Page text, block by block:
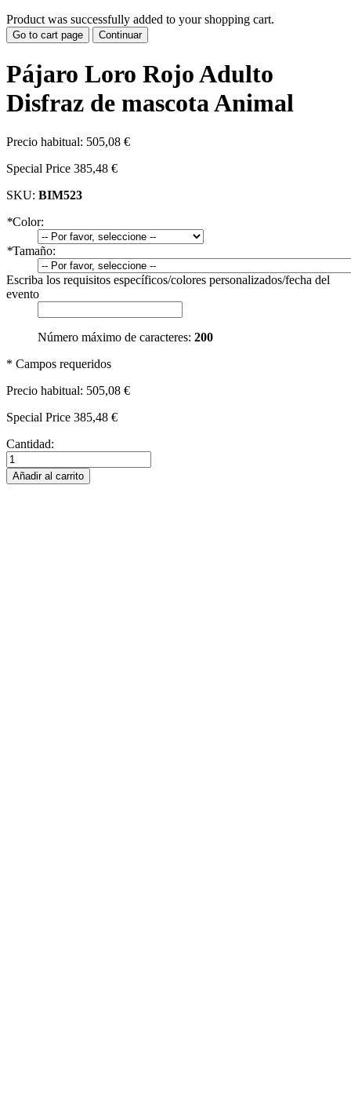
Product was successfully added to your shopping cart.
Go to cart page Continuar
Pájaro Loro Rojo Adulto
Disfraz de mascota Animal
Precio habitual: 505,08 €
Special Price 385,48 €
SKU: BIM523
*Color:
*Tamaño:
Escriba los requisitos específicos/colores personalizados/fecha del
evento
Número máximo de caracteres: 200
* Campos requeridos
Precio habitual: 505,08 €
Special Price 385,48 €
Cantidad:
Añadir al carrito